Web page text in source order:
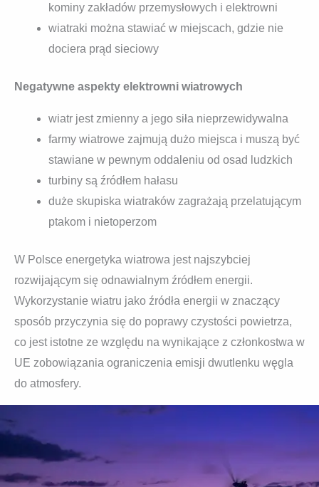
kominy zakładów przemysłowych i elektrowni
wiatraki można stawiać w miejscach, gdzie nie
dociera prąd sieciowy
Negatywne aspekty elektrowni wiatrowych
wiatr jest zmienny a jego siła nieprzewidywalna
farmy wiatrowe zajmują dużo miejsca i muszą być
stawiane w pewnym oddaleniu od osad ludzkich
turbiny są źródłem hałasu
duże skupiska wiatraków zagrażają przelatującym
ptakom i nietoperzom
W Polsce energetyka wiatrowa jest najszybciej
rozwijającym się odnawialnym źródłem energii.
Wykorzystanie wiatru jako źródła energii w znaczący
sposób przyczynia się do poprawy czystości powietrza,
co jest istotne ze względu na wynikające z członkostwa w
UE zobowiązania ograniczenia emisji dwutlenku węgla
do atmosfery.